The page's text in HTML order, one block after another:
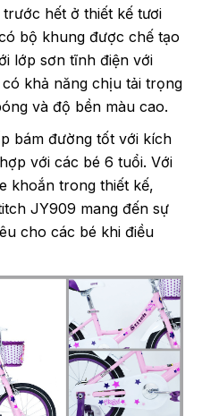
hết ở thiết kế tươi
bộ khung được chế tạo
lớp sơn tĩnh điện với
khả năng chịu tải trọng
và độ bền màu cao.
bám đường tốt với kích
với các bé 6 tuổi. Với
khoắn trong thiết kế,
JY909 mang đến sự
cho các bé khi điều